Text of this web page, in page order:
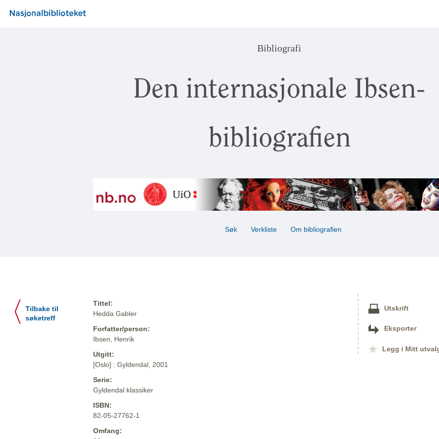
Bibliografi
Den internasjonale Ibsen-
bibliografien
Søk Verkliste Om bibliografien
Tilbake til
søketreff
Tittel:
Hedda Gabler
Forfatter/person:
Ibsen, Henrik
Utgitt:
[Oslo] : Gyldendal, 2001
Serie:
Gyldendal klassiker
ISBN:
82-05-27762-1
Omfang:
Utskrift
Eksporter
Legg i Mitt